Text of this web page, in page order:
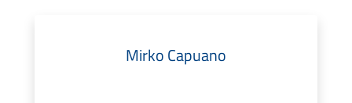
Mirko Capuano